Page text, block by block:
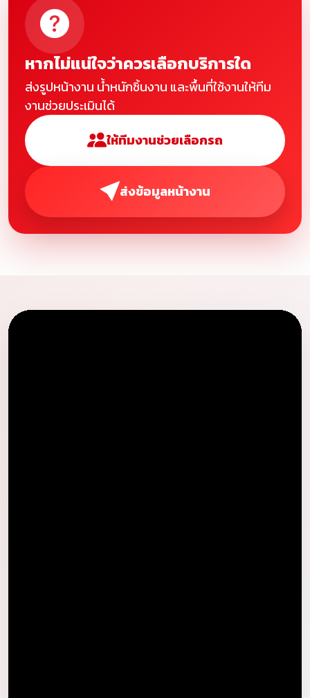
หากไม่แน่ใจว่าควรเลือกบริการใด
ส่งรูปหน้างาน น้ำหนักชิ้นงาน และพื้นที่ใช้งานให้ทีม
งานช่วยประเมินได้
ให้ทีมงานช่วยเลือกรถ
ส่งข้อมูลหน้างาน